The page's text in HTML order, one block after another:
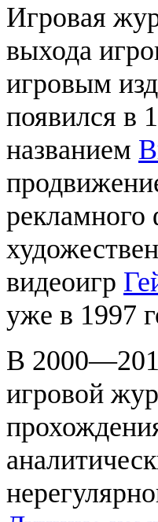
Игровая
выхода
игровым
появился в
названием
рекламного
видеоигр
уже в 1997
В
игровой